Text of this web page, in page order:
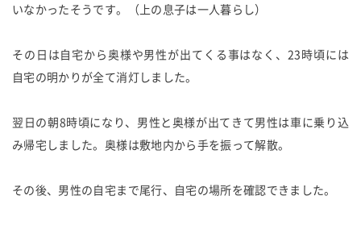
いなかったそうです。（上の息子は一人暮らし）
その日は自宅から奥様や男性が出てくる事はなく、23時頃には
自宅の明かりが全て消灯しました。
翌日の朝8時頃になり、男性と奥様が出てきて男性は車に乗り込
み帰宅しました。奥様は敷地内から手を振って解散。
その後、男性の自宅まで尾行、自宅の場所を確認できました。